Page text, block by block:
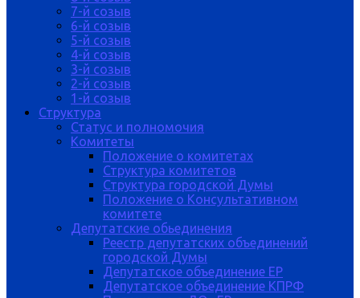
7-й созыв
6-й созыв
5-й созыв
4-й созыв
3-й созыв
2-й созыв
1-й созыв
Структура
Статус и полномочия
Комитеты
Положение о комитетах
Структура комитетов
Структура городской Думы
Положение о Консультативном
комитете
Депутатские обьединения
Реестр депутатских объединений
городской Думы
Депутатское объединение ЕР
Депутатское объединение КПРФ